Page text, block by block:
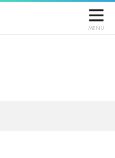

Menu